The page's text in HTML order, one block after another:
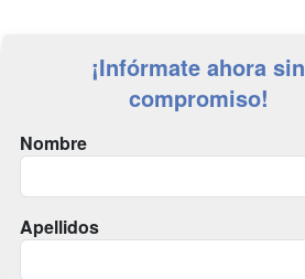
¡Infórmate ahora sin
compromiso!
Nombre
Apellidos